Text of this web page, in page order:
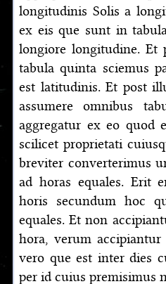
longitudinis Solis a
ex eis que sunt in
longiore longitudine. Et
tabula quinta sciemus
est latitudinis. Et post
assumere omnibus
aggregatur ex eo quod
scilicet proprietati
breviter converterimus
ad horas equales. Erit
horis secundum hoc
equales. Et non
hora, verum
vero que est inter dies
per id cuius premisimus